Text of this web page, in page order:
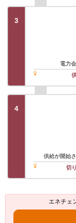
3
電力
4
供給が開始
切
エネチェ